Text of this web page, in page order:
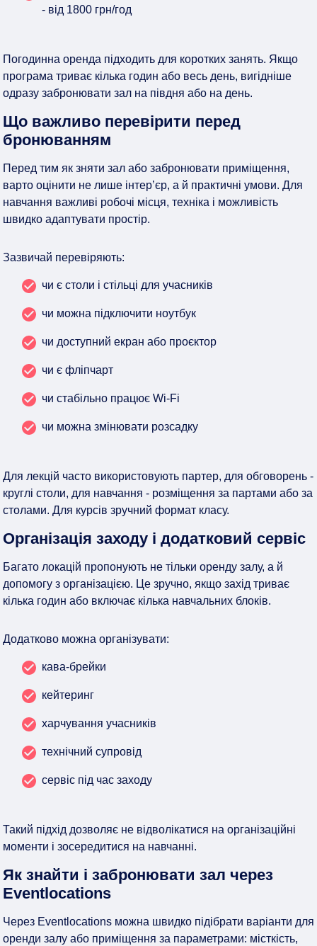
- від 1800 грн/год
Погодинна оренда підходить для коротких занять. Якщо
програма триває кілька годин або весь день, вигідніше
одразу забронювати зал на півдня або на день.
Що важливо перевірити перед
бронюванням
Перед тим як зняти зал або забронювати приміщення,
варто оцінити не лише інтер’єр, а й практичні умови. Для
навчання важливі робочі місця, техніка і можливість
швидко адаптувати простір.
Зазвичай перевіряють:
чи є столи і стільці для учасників
чи можна підключити ноутбук
чи доступний екран або проєктор
чи є фліпчарт
чи стабільно працює Wi-Fi
чи можна змінювати розсадку
Для лекцій часто використовують партер, для обговорень -
круглі столи, для навчання - розміщення за партами або за
столами. Для курсів зручний формат класу.
Організація заходу і додатковий сервіс
Багато локацій пропонують не тільки оренду залу, а й
допомогу з організацією. Це зручно, якщо захід триває
кілька годин або включає кілька навчальних блоків.
Додатково можна організувати:
кава-брейки
кейтеринг
харчування учасників
технічний супровід
сервіс під час заходу
Такий підхід дозволяє не відволікатися на організаційні
моменти і зосередитися на навчанні.
Як знайти і забронювати зал через
Eventlocations
Через Eventlocations можна швидко підібрати варіанти для
оренди залу або приміщення за параметрами: місткість,